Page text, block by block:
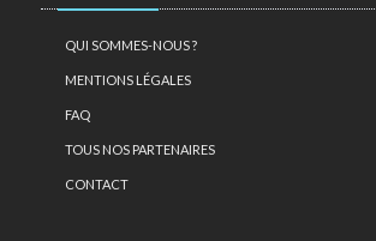
QUI SOMMES-NOUS ?
MENTIONS LÉGALES
FAQ
TOUS NOS PARTENAIRES
CONTACT